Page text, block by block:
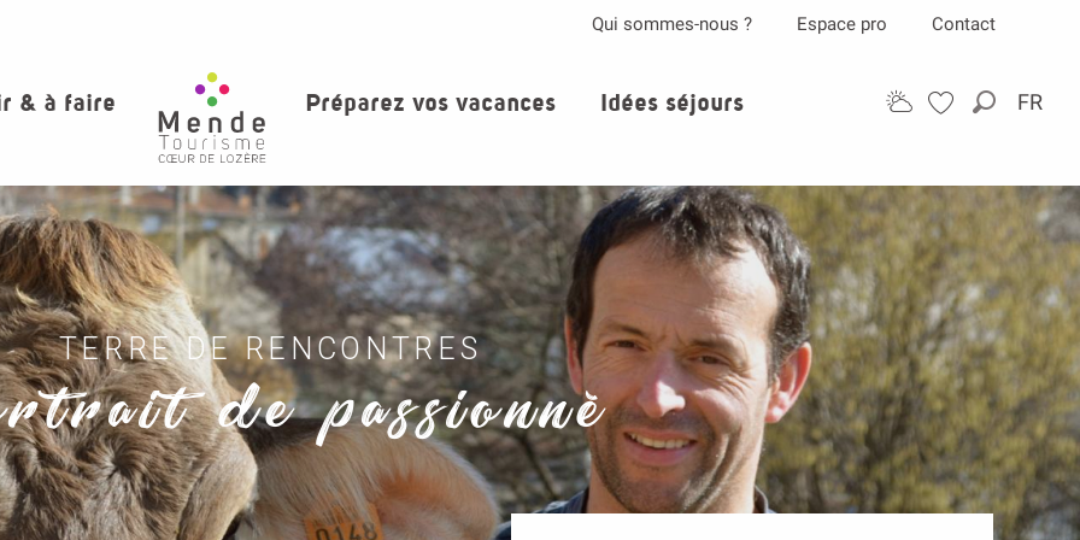
FR
Qui sommes-nous ? Espace pro Contact
& à faire Préparez vos vacances Idées séjours
TERRE DE RENCONTRES
de passionné